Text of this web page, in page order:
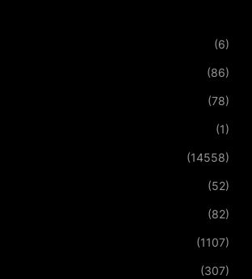
(6)
(86)
(78)
(1)
(14558)
(52)
(82)
(1107)
(307)